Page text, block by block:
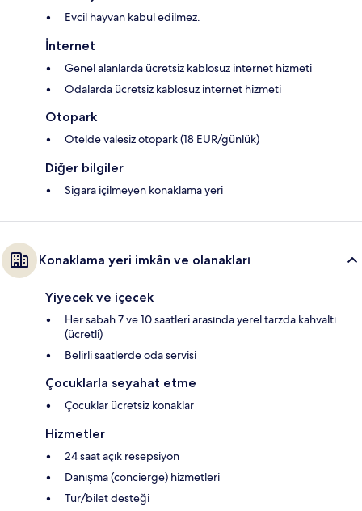
Evcil hayvan kabul edilmez.
İnternet
Genel alanlarda ücretsiz kablosuz internet hizmeti
Odalarda ücretsiz kablosuz internet hizmeti
Otopark
Otelde valesiz otopark (18 EUR/günlük)
Diğer bilgiler
Sigara içilmeyen konaklama yeri
Konaklama yeri imkân ve olanakları
Yiyecek ve içecek
Her sabah 7 ve 10 saatleri arasında yerel tarzda kahvaltı
(ücretli)
Belirli saatlerde oda servisi
Çocuklarla seyahat etme
Çocuklar ücretsiz konaklar
Hizmetler
24 saat açık resepsiyon
Danışma (concierge) hizmetleri
Tur/bilet desteği